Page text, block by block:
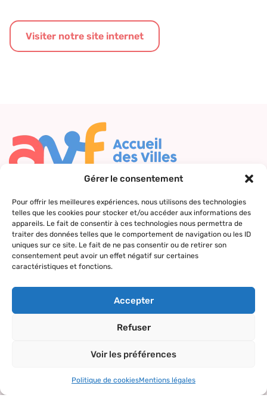
Gérer le consentement
Pour offrir les meilleures expériences, nous utilisons des technologies
telles que les cookies pour stocker et/ou accéder aux informations des
appareils. Le fait de consentir à ces technologies nous permettra de
traiter des données telles que le comportement de navigation ou les ID
uniques sur ce site. Le fait de ne pas consentir ou de retirer son
consentement peut avoir un effet négatif sur certaines
caractéristiques et fonctions.
Accepter
Refuser
Voir les préférences
Politique de cookiesMentions légales
Visiter notre site internet
Nous contacter
Qui sommes-
nous ?
Nos valeurs
La charte AVF
Nos actions
Accueil des
nouveaux
arrivants
Rencontres
Activités et
Le réseau
AVF
Répertoire
des AVF
l’actualité du
réseau
Suivez-nous